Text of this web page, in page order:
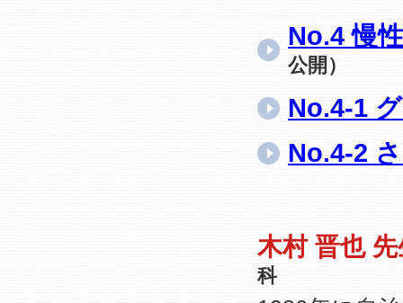
No.4 慢
公開）
No.4-1
No.4-2
木村 晋也
科